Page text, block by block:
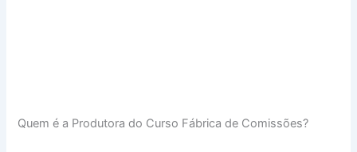
Quem é a Produtora do Curso Fábrica de Comissões?